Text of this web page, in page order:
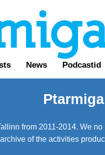
News Podcastid
from 2011-2014. We
of the activities